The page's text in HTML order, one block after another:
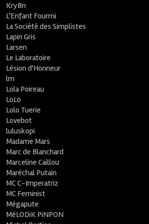
KryBn
L'Enfant Fourmi
La Société des Simplistes
Lapin Gris
Larsen
Le Laboratoire
Lésion d'Honneur
lm
Lola Poireau
LoLo
Lolo Tuerie
Lovebot
luluskopi
Madame Mars
Marc de Blanchard
Marceline Caillou
Maréchal Putain
MC C-Imperatriz
MC Feminist
Mégapute
MéLODiK PiNPON